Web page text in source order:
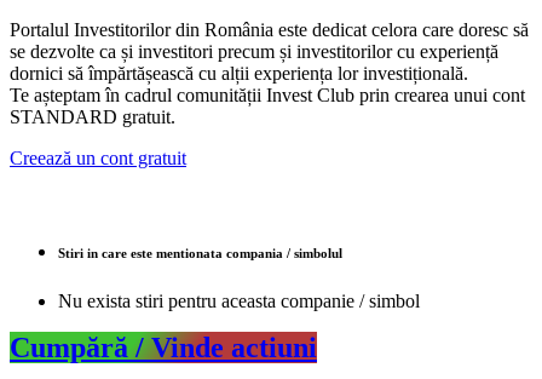
Portalul Investitorilor din România este dedicat celora care doresc să
se dezvolte ca și investitori precum și investitorilor cu experiență
dornici să împărtășească cu alții experiența lor investițională.
Te așteptam în cadrul comunității Invest Club prin crearea unui cont
STANDARD gratuit.
Creează un cont gratuit
Stiri in care este mentionata compania / simbolul
Nu exista stiri pentru aceasta companie / simbol
Cumpără / Vinde actiuni